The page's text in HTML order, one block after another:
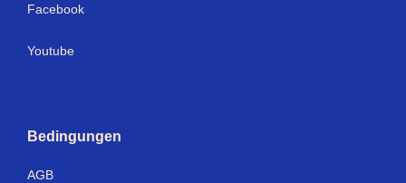
Facebook
Youtube
Bedingungen
AGB